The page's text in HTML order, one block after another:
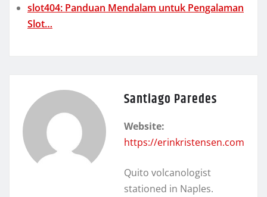
slot404: Panduan Mendalam untuk Pengalaman
Slot…
Santiago Paredes
Website:
https://erinkristensen.com
Quito volcanologist
stationed in Naples.